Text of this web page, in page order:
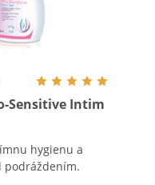
Sensitive Intim
hygienu a
podráždením.